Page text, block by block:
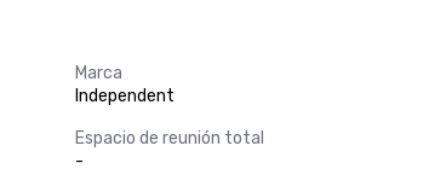
Marca
Independent
Espacio de reunión total
-